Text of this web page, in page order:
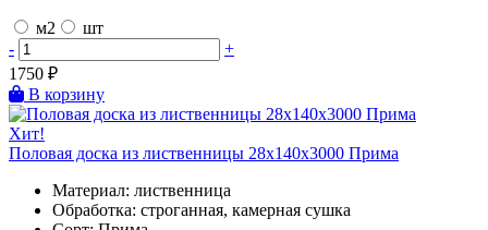
м2
шт
-
+
1750 ₽
В корзину
Хит!
Половая доска из лиственницы 28х140х3000 Прима
Материал: лиственница
Обработка: строганная, камерная сушка